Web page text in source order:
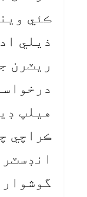
ڪئي
ذيلي
ريٽرن
هيلپ
ڪراچي